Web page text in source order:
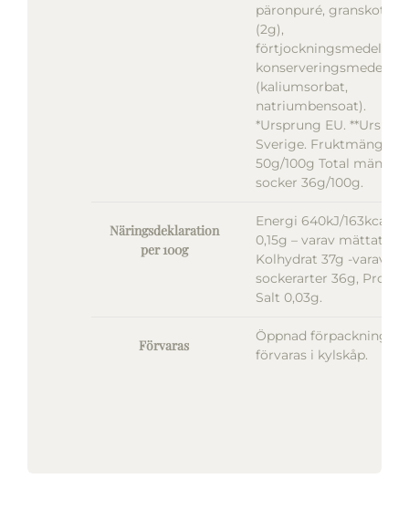
päronpuré,
(2g),
konserveringsmedel
(kaliumsorbat,
natriumbensoat).
*Ursprung EU.
Sverige. Fruktmängd
50g/100g Total mängd
socker 36g/100g.
Näringsdeklaration
per 100g
Energi 640kJ/163kcal,
0,15g – varav mättat
Kolhydrat 37g -varav
sockerarter 36g,
Salt 0,03g.
Förvaras
Öppnad förpackning
förvaras i kylskåp.